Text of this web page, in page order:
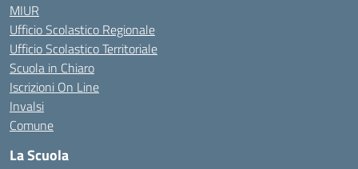
MIUR
Ufficio Scolastico Regionale
Ufficio Scolastico Territoriale
Scuola in Chiaro
Iscrizioni On Line
Invalsi
Comune
La Scuola